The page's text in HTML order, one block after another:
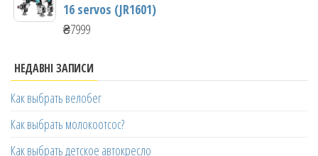
16 servos (JR1601)
₴7999
НЕДАВНІ ЗАПИСИ
Как выбрать велобег
Как выбрать молокоотсос?
Как выбрать детское автокресло